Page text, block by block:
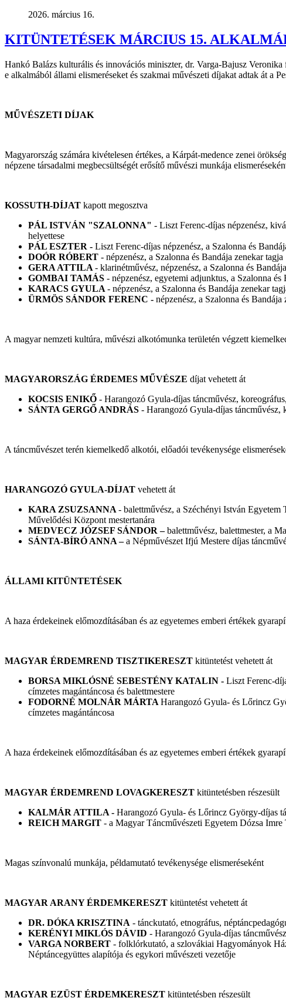
2026. március 16.
KITÜNTETÉSEK MÁRCIUS 15.
Hankó Balázs kulturális és innovációs miniszter, dr. Varga-Bajusz
e alkalmából állami elismeréseket és szakmai művészeti díjakat adtak át a
MŰVÉSZETI DÍJAK
Magyarország számára kivételesen értékes, a Kárpát-medence zenei
népzene társadalmi megbecsültségét erősítő művészi munkája
KOSSUTH-DÍJAT kapott megosztva
PÁL ISTVÁN "SZALONNA" - Liszt Ferenc-díjas népzenész,
helyettese
PÁL ESZTER - Liszt Ferenc-díjas népzenész, a Szalonna és
DOÓR RÓBERT - népzenész, a Szalonna és Bandája zenekar tagja
GERA ATTILA - klarinétművész, népzenész, a Szalonna és
GOMBAI TAMÁS - népzenész, egyetemi adjunktus, a Szalonna és
KARACS GYULA - népzenész, a Szalonna és Bandája zenekar
ÜRMÖS SÁNDOR FERENC - népzenész, a Szalonna és Bandája
A magyar nemzeti kultúra, művészi alkotómunka területén végzett
MAGYARORSZÁG ÉRDEMES MŰVÉSZE díjat vehetett át
KOCSIS ENIKŐ - Harangozó Gyula-díjas táncművész,
SÁNTA GERGŐ ANDRÁS - Harangozó Gyula-díjas táncművész,
A táncművészet terén kiemelkedő alkotói, előadói tevékenysége
HARANGOZÓ GYULA-DÍJAT vehetett át
KARA ZSUZSANNA - balettművész, a Széchényi István
Művelődési Központ mestertanára
MEDVECZ JÓZSEF SÁNDOR –balettművész, balettmester, a
SÁNTA-BÍRÓ ANNA –a Népművészet Ifjú Mestere díjas
ÁLLAMI KITÜNTETÉSEK
A haza érdekeinek előmozdításában és az egyetemes emberi értékek
MAGYAR ÉRDEMREND TISZTIKERESZT kitüntetést vehetett át
BORSA MIKLÓSNÉ SEBESTÉNY KATALIN - Liszt Ferenc-
címzetes magántáncosa és balettmestere
FODORNÉ MOLNÁR MÁRTA Harangozó Gyula- és Lőrincz
címzetes magántáncosa
A haza érdekeinek előmozdításában és az egyetemes emberi értékek
MAGYAR ÉRDEMREND LOVAGKERESZT kitüntetésben részesült
KALMÁR ATTILA - Harangozó Gyula- és Lőrincz György-díjas
REICH MARGIT - a Magyar Táncművészeti Egyetem Dózsa
Magas színvonalú munkája, példamutató tevékenysége elismeréseként
MAGYAR ARANY ÉRDEMKERESZT kitüntetést vehetett át
DR. DÓKA KRISZTINA - tánckutató, etnográfus,
KERÉNYI MIKLÓS DÁVID - Harangozó Gyula-díjas
VARGA NORBERT - folklórkutató, a szlovákiai Hagyományok
Néptáncegyüttes alapítója és egykori művészeti vezetője
MAGYAR EZÜST ÉRDEMKERESZT kitüntetésben részesült